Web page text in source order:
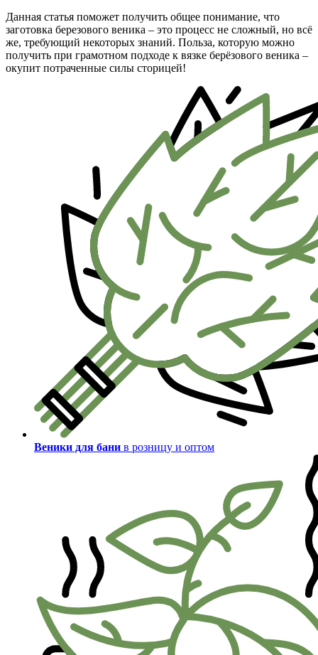
Данная статья поможет получить общее понимание, что
заготовка березового веника – это процесс не сложный, но всё
же, требующий некоторых знаний. Польза, которую можно
получить при грамотном подходе к вязке берёзового веника –
окупит потраченные силы сторицей!
Веники для бани в розницу и оптом